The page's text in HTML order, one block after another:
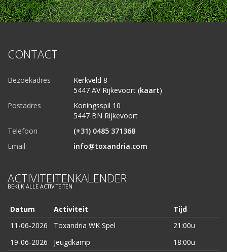
CONTACT
Bezoekadres
Kerkveld 8
5447 AV Rijkevoort (kaart)
Postadres
Koningsspil 10
5447 BN Rijkevoort
Telefoon
(+31) 0485 371368
Email
info@toxandria.com
ACTIVITEITENKALENDER
BEKIJK ALLE ACTIVITEITEN
Datum Activiteit
Tijd
11-06-2026
Toxandria WK Spel
21:00u
19-06-2026
Jeugdkamp 18:00u